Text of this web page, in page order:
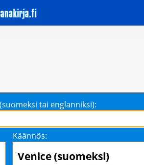
tai englanniksi):
Käännös:
Venice (suomeksi)